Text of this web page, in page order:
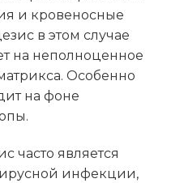
и кровеносные
в этом случае
на неполноценное
Особенно
на фоне
часто является
инфекции,